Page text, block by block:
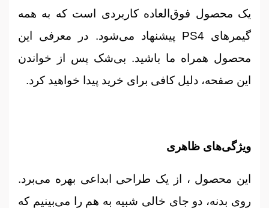
یک محصول فوق‌العاده کاربردی است که به همه
گیمرهای PS4 پیشنهاد می‌شود. در معرفی این
محصول همراه ما باشید. بی‌شک پس از خواندن
این صفحه، دلیل کافی برای خرید پیدا خواهید کرد.
ویژگی‌های ظاهری
این محصول ، از یک طراحی ابداعی بهره می‌برد.
روی بدنه، دو جای خالی شبیه به هم را می‌بینیم که